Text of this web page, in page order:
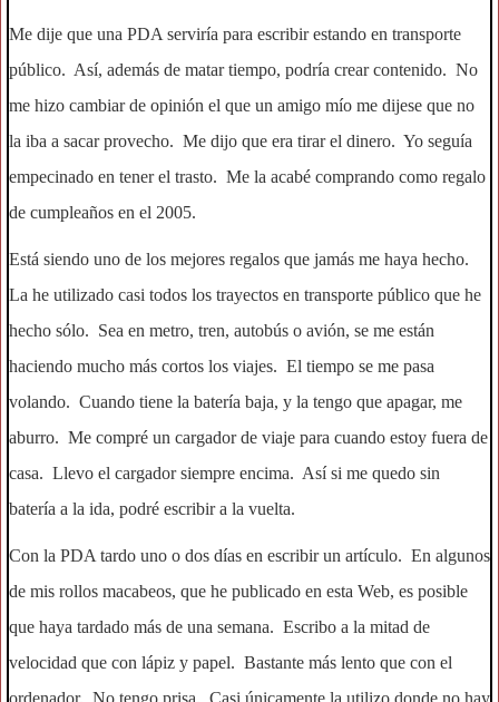
Me dije que una PDA serviría para escribir estando en transporte
público. Así, además de matar tiempo, podría crear contenido. No
me hizo cambiar de opinión el que un amigo mío me dijese que no
la iba a sacar provecho. Me dijo que era tirar el dinero. Yo seguía
empecinado en tener el trasto. Me la acabé comprando como regalo
de cumpleaños en el 2005.
Está siendo uno de los mejores regalos que jamás me haya hecho.
La he utilizado casi todos los trayectos en transporte público que he
hecho sólo. Sea en metro, tren, autobús o avión, se me están
haciendo mucho más cortos los viajes. El tiempo se me pasa
volando. Cuando tiene la batería baja, y la tengo que apagar, me
aburro. Me compré un cargador de viaje para cuando estoy fuera de
casa. Llevo el cargador siempre encima. Así si me quedo sin
batería a la ida, podré escribir a la vuelta.
Con la PDA tardo uno o dos días en escribir un artículo. En algunos
de mis rollos macabeos, que he publicado en esta Web, es posible
que haya tardado más de una semana. Escribo a la mitad de
velocidad que con lápiz y papel. Bastante más lento que con el
ordenador. No tengo prisa. Casi únicamente la utilizo donde no hay